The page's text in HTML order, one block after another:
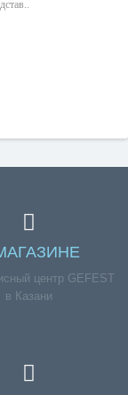
центр GEFEST
в Казани